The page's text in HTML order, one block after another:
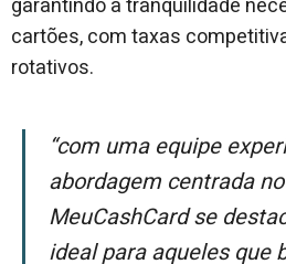
garantindo a tranquilidade
cartões, com taxas
rotativos.
“Com uma equipe experiente e uma
abordagem centrada
MeuCashCard se
ideal para aqueles que